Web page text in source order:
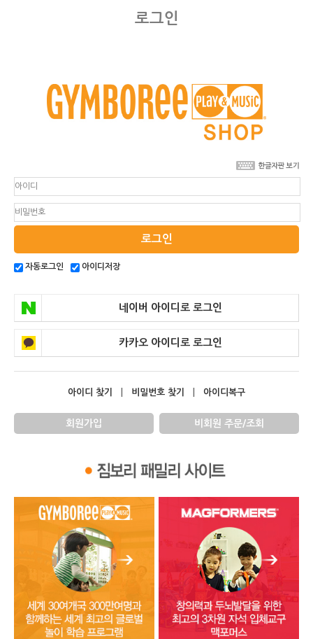
로그인
로그인
자동로그인 아이디저장
네이버 아이디로 로그인
카카오 아이디로 로그인
아이디 찾기 비밀번호 찾기 아이디복구
회원가입 비회원 주문/조회